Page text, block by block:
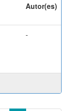
Autor(es)
-